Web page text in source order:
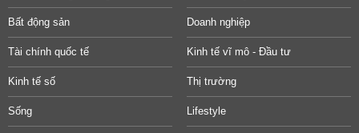
Bất động sản Doanh nghiệp
Tài chính quốc tế Kinh tế vĩ mô - Đầu tư
Kinh tế số Thị trường
Sống Lifestyle